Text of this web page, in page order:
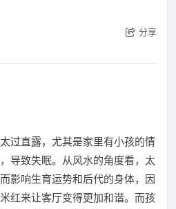
分享
过直露，尤其是家里有小孩的情
导致失眠。从风水的角度看，太
影响生育运势和后代的身体，因
红来让客厅变得更加和谐。而孩